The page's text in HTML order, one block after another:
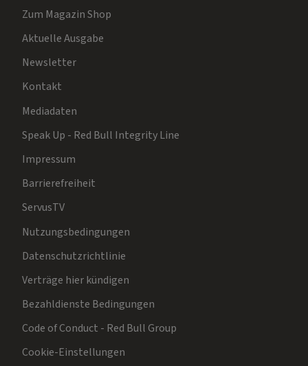
Zum Magazin Shop
Aktuelle Ausgabe
Newsletter
Kontakt
Mediadaten
Speak Up - Red Bull Integrity Line
Impressum
Barrierefreiheit
ServusTV
Nutzungsbedingungen
Datenschutzrichtlinie
Verträge hier kündigen
Bezahldienste Bedingungen
Code of Conduct - Red Bull Group
Cookie-Einstellungen